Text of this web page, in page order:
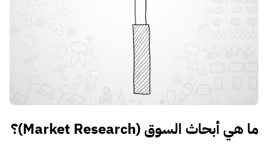
ما هي أبحاث السوق (Market Research)؟